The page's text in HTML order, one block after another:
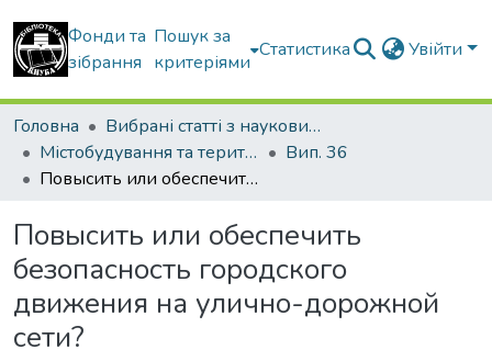
Фонди та
зібрання
Пошук за
критеріями
Статистика Увійти
Головна
Вибрані статті з наукових збірників КНУБА
Містобудування та територіальне планування
Вип. 36
Повысить или обеспечить безопасность городского движения на улично-дорожной сети?
Повысить или обеспечить
безопасность городского
движения на улично-дорожной
сети?